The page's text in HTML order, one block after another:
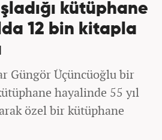
kütüphane
12 bin kitapla
Güngör Üçüncüoğlu bir
hayalinde 55 yıl
özel bir kütüphane